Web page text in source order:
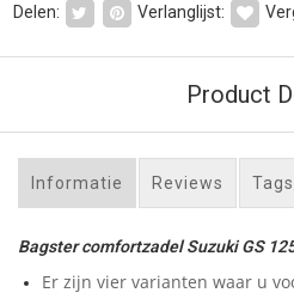
Delen: Verlanglijst:
Product
Informatie Reviews Tags
Bagster comfortzadel Suzuki GS
Er zijn vier varianten waar u